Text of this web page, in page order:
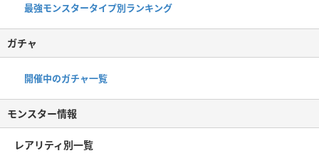
最強モンスタータイプ別ランキング
ガチャ
開催中のガチャ一覧
モンスター情報
レアリティ別一覧